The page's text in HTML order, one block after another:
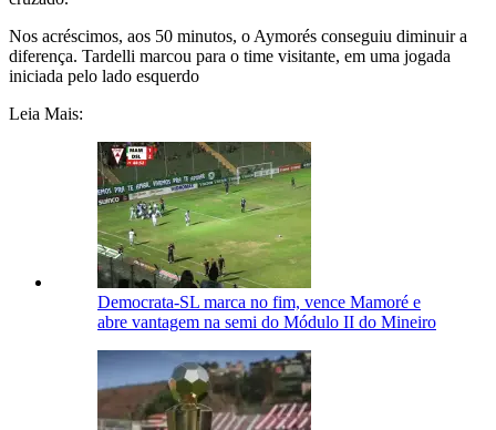
Nos acréscimos, aos 50 minutos, o Aymorés conseguiu diminuir a
diferença. Tardelli marcou para o time visitante, em uma jogada
iniciada pelo lado esquerdo
Leia Mais:
Democrata-SL marca no fim, vence Mamoré e
abre vantagem na semi do Módulo II do Mineiro